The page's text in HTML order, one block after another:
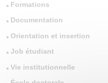
Formations
Documentation
Orientation et insertion
Job étudiant
Vie institutionnelle